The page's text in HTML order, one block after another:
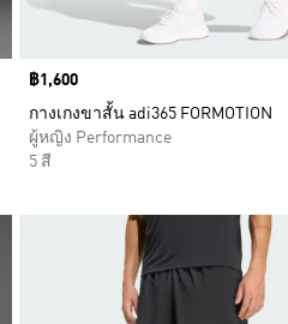
Price
฿1,600
กางเกงขาสั้น adi365 FORMOTION
ผู้หญิง Performance
5 สี
เพิ่มไปยังรายการสินค้าโปรด